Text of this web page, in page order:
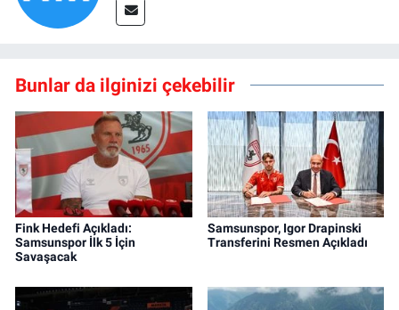
Bunlar da ilginizi çekebilir
Fink Hedefi Açıkladı:
Samsunspor İlk 5 İçin
Savaşacak
Samsunspor, Igor Drapinski
Transferini Resmen Açıkladı